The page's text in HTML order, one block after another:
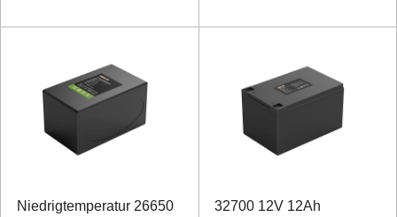
Niedrigtemperatur 26650
32700 12V 12Ah